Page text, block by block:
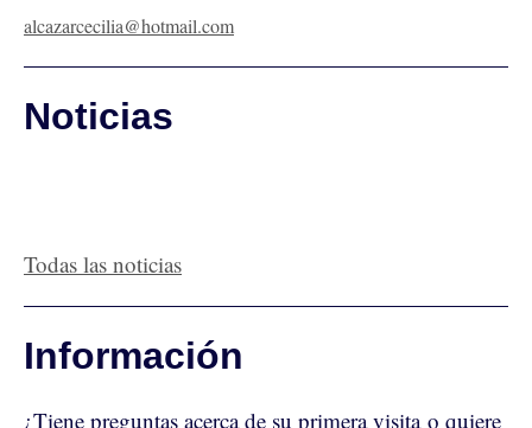
alcazarcecilia@hotmail.com
Noticias
Todas las noticias
Información
¿Tiene preguntas acerca de su primera visita o quiere